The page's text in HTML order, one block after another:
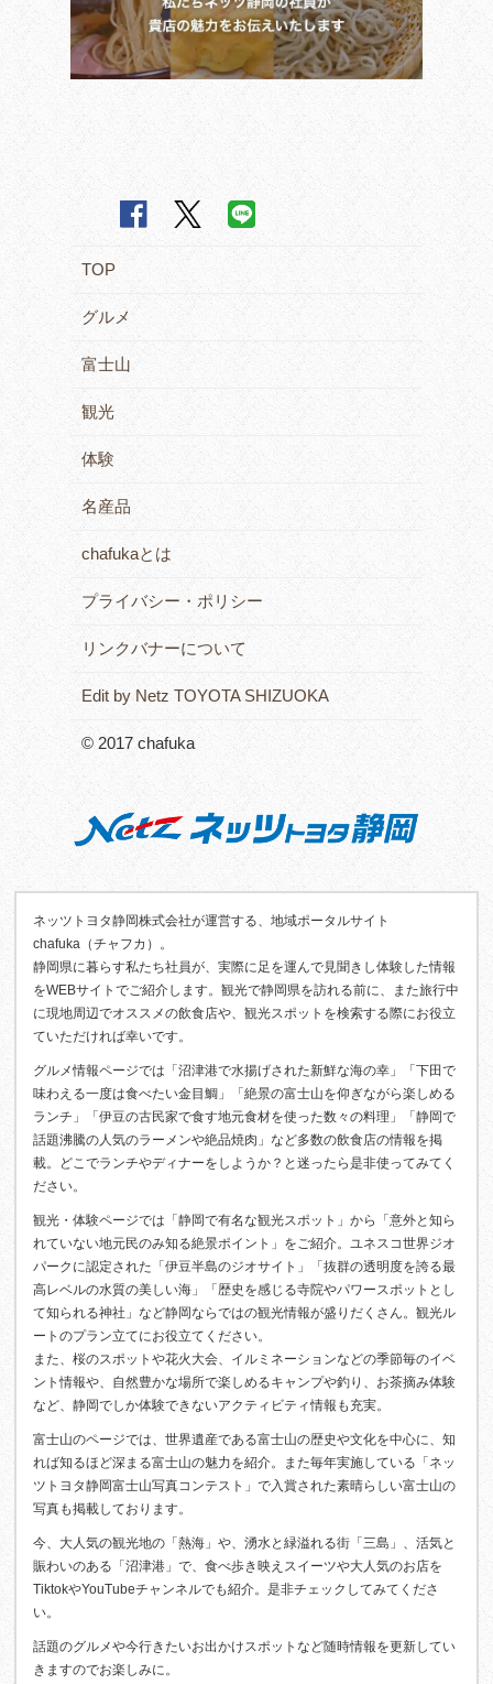
TOP
グルメ
富士山
観光
体験
名産品
chafukaとは
プライバシー・ポリシー
リンクバナーについて
Edit by Netz TOYOTA SHIZUOKA
© 2017 chafuka
ネッツトヨタ静岡株式会社が運営する、地域ポータルサイト
chafuka（チャフカ）。
静岡県に暮らす私たち社員が、実際に足を運んで見聞きし体験した情報
をWEBサイトでご紹介します。観光で静岡県を訪れる前に、また旅行中
に現地周辺でオススメの飲食店や、観光スポットを検索する際にお役立
ていただければ幸いです。
グルメ情報ページでは「沼津港で水揚げされた新鮮な海の幸」「下田で
味わえる一度は食べたい金目鯛」「絶景の富士山を仰ぎながら楽しめる
ランチ」「伊豆の古民家で食す地元食材を使った数々の料理」「静岡で
話題沸騰の人気のラーメンや絶品焼肉」など多数の飲食店の情報を掲
載。どこでランチやディナーをしようか？と迷ったら是非使ってみてく
ださい。
観光・体験ページでは「静岡で有名な観光スポット」から「意外と知ら
れていない地元民のみ知る絶景ポイント」をご紹介。ユネスコ世界ジオ
パークに認定された「伊豆半島のジオサイト」「抜群の透明度を誇る最
高レベルの水質の美しい海」「歴史を感じる寺院やパワースポットとし
て知られる神社」など静岡ならではの観光情報が盛りだくさん。観光ル
ートのプラン立てにお役立てください。
また、桜のスポットや花火大会、イルミネーションなどの季節毎のイベ
ント情報や、自然豊かな場所で楽しめるキャンプや釣り、お茶摘み体験
など、静岡でしか体験できないアクティビティ情報も充実。
富士山のページでは、世界遺産である富士山の歴史や文化を中心に、知
れば知るほど深まる富士山の魅力を紹介。また毎年実施している「ネッ
ツトヨタ静岡富士山写真コンテスト」で入賞された素晴らしい富士山の
写真も掲載しております。
今、大人気の観光地の「熱海」や、湧水と緑溢れる街「三島」、活気と
賑わいのある「沼津港」で、食べ歩き映えスイーツや大人気のお店を
TiktokやYouTubeチャンネルでも紹介。是非チェックしてみてくださ
い。
話題のグルメや今行きたいお出かけスポットなど随時情報を更新してい
きますのでお楽しみに。